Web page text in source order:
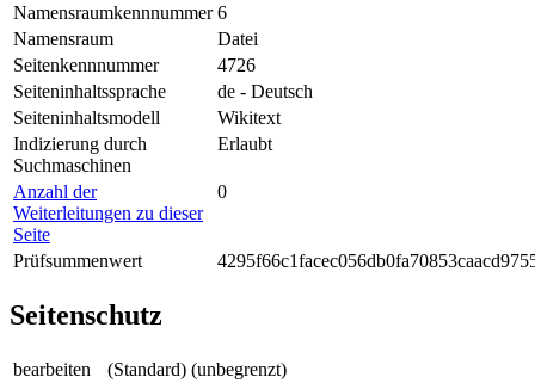
Namensraumkennnummer 6
Namensraum
Datei
Seitenkennnummer
4726
Seiteninhaltssprache
de - Deutsch
Seiteninhaltsmodell
Wikitext
Indizierung durch
Suchmaschinen
Erlaubt
Anzahl der
Weiterleitungen zu dieser
Seite
0
Prüfsummenwert
Seitenschutz
bearbeiten
(Standard) (unbegrenzt)